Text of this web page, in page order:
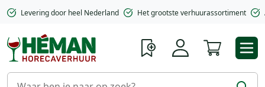
Levering door heel Nederland Het grootste verhuurassortiment